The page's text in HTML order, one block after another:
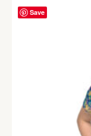
Save